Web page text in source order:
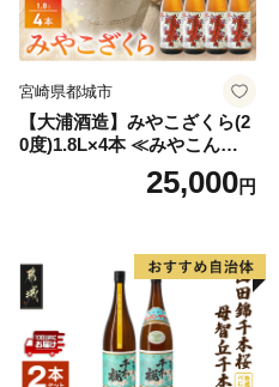
宮崎県都城市
【大浦酒造】みやこざくら(2
0度)1.8L×4本 ≪みやこんじょ
特急便≫_AD-077125,000円